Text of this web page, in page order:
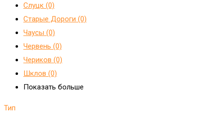
Слуцк (0)
Старые Дороги (0)
Чаусы (0)
Червень (0)
Чериков (0)
Шклов (0)
Показать больше
Тип